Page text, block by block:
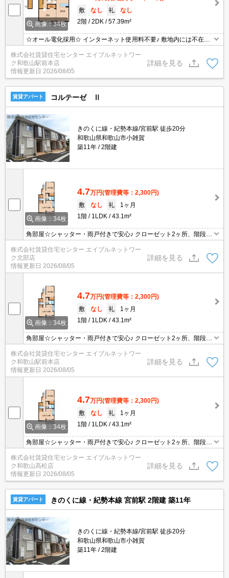
画像：34枚
敷
なし 礼
なし
2階
2DK 57.39m²
☆オール電化採用☆ インターネット使用料不要♪ 敷地内には不在時
に便利な宅配BOX設置済み！
株式会社賃貸住宅センター エイブルネットワー
ク和歌山駅前本店
情報更新日 2026/08/05
詳細を見る
賃貸アパート コルテーゼ Ⅱ
きのくに線・紀勢本線/宮前駅 徒歩20分
和歌山県和歌山市小雑賀
築11年
2階建
画像：34枚
4.7万円(管理費等：2,300円)
敷
なし 礼
1ヶ月
1階
1LDK 43.1m²
角部屋☆シャッター・雨戸付きで安心♪ クローゼット2ヶ所、階段下
収納があり荷物の多い方にもオススメ☆
株式会社賃貸住宅センター エイブルネットワー
ク北部店
情報更新日 2026/08/05
詳細を見る
画像：34枚
4.7万円(管理費等：2,300円)
敷
なし 礼
1ヶ月
1階
1LDK 43.1m²
角部屋☆シャッター・雨戸付きで安心♪ クローゼット2ヶ所、階段下
収納があり荷物の多い方にもオススメ☆
株式会社賃貸住宅センター エイブルネットワー
ク和歌山駅前本店
情報更新日 2026/08/05
詳細を見る
画像：34枚
4.7万円(管理費等：2,300円)
敷
なし 礼
1ヶ月
1階
1LDK 43.1m²
角部屋☆シャッター・雨戸付きで安心♪ クローゼット2ヶ所、階段下
収納があり荷物の多い方にもオススメ☆
株式会社賃貸住宅センター エイブルネットワー
ク和歌山高松店
情報更新日 2026/08/05
詳細を見る
賃貸アパート きのくに線・紀勢本線 宮前駅 2階建 築11年
きのくに線・紀勢本線/宮前駅 徒歩20分
和歌山県和歌山市小雑賀
築11年
2階建